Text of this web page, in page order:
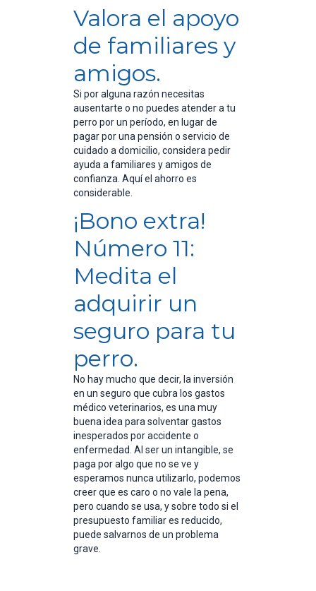
Valora el apoyo
de familiares y
amigos.
Si por alguna razón necesitas
ausentarte o no puedes atender a tu
perro por un período, en lugar de
pagar por una pensión o servicio de
cuidado a domicilio, considera pedir
ayuda a familiares y amigos de
confianza. Aquí el ahorro es
considerable.
¡Bono extra!
Número 11:
Medita el
adquirir un
seguro para tu
perro.
No hay mucho que decir, la inversión
en un seguro que cubra los gastos
médico veterinarios, es una muy
buena idea para solventar gastos
inesperados por accidente o
enfermedad. Al ser un intangible, se
paga por algo que no se ve y
esperamos nunca utilizarlo, podemos
creer que es caro o no vale la pena,
pero cuando se usa, y sobre todo si el
presupuesto familiar es reducido,
puede salvarnos de un problema
grave.